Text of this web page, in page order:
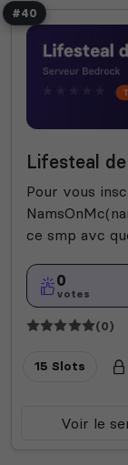
#40
Lifesteal
Pour vous
ce smp avc
0
votes
(0)
15 Slots
Voir le